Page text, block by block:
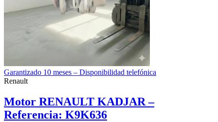
Garantizado 10 meses – Disponibilidad telefónica
Renault
Motor RENAULT KADJAR –
Referencia: K9K636